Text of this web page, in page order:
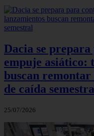
Dacia se
empuje asiático:
buscan remontar
de caída
25/07/2026